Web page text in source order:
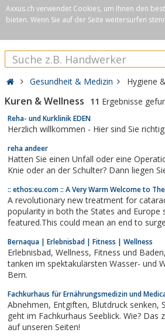
Axxus.ch verwendet Cookies, um Ihnen den
bieten. Wenn Sie auf der Seite weitersurfen
Gesundheit & Medizin Hygiene
Kuren & Wellness 11 Ergebnisse
Reha- und Kurklinik EDEN
Herzlich willkommen - Hier sind Sie richtig
reha andeer
Hatten Sie einen Unfall oder eine
Knie oder an der Schulter? Dann liegen
:: ethos:eu.com :: A Very Warm Welcome to
A revolutionary new treatment for
popularity in both the States and Europe
featured.This could mean an end to
Bernaqua | Erlebnisbad | Fitness | Wellness
Erlebnisbad, Wellness, Fitness und Baden, entspannen, Energie
tanken im spektakulärsten Wasser- und
Bern.
Fachkurhaus für Ernährungsmedizin und
Abnehmen, Entgiften, Blutdruck senken, Stress abbauen: All das
geht im Fachkurhaus Seeblick. Wie? Das
auf unseren Seiten!